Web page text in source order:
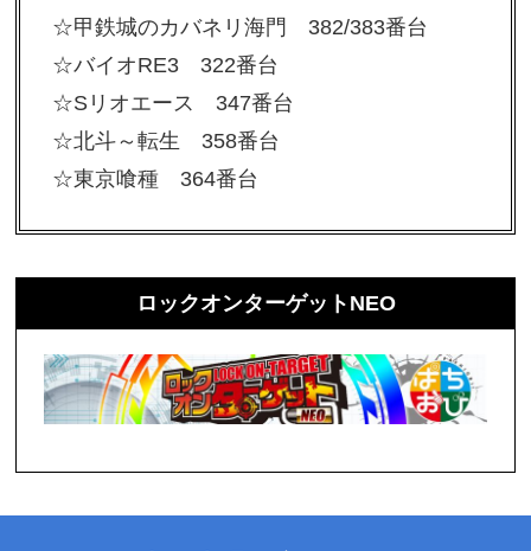
☆甲鉄城のカバネリ海門 382/383番台
☆バイオRE3 322番台
☆Sリオエース 347番台
☆北斗～転生 358番台
☆東京喰種 364番台
ロックオンターゲットNEO